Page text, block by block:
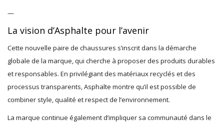
—
La vision d’Asphalte pour l’avenir
Cette nouvelle paire de chaussures s’inscrit dans la démarche
globale de la marque, qui cherche à proposer des produits durables
et responsables. En privilégiant des matériaux recyclés et des
processus transparents, Asphalte montre qu’il est possible de
combiner style, qualité et respect de l’environnement.
La marque continue également d’impliquer sa communauté dans le